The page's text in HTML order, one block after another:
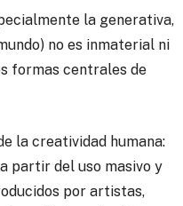
la generativa,
no es inmaterial ni
formas centrales de
la creatividad humana:
partir del uso masivo y
por artistas,